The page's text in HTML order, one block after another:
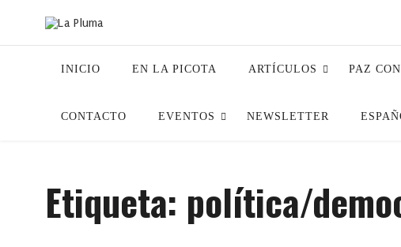
INICIO EN LA PICOTA ARTÍCULOS PAZ
CONTACTO EVENTOS NEWSLETTER
Etiqueta: política/